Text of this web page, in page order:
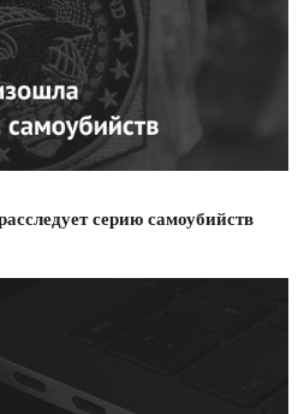
серию самоубийств